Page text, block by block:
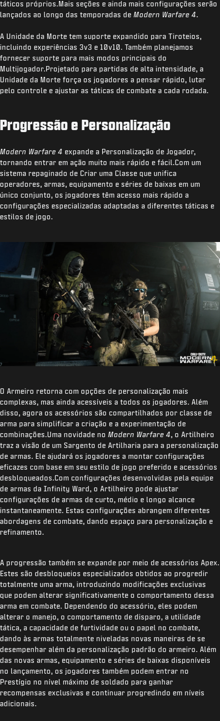
táticos próprios.Mais seções e ainda mais configurações serão
lançados ao longo das temporadas de Modern Warfare 4.
A Unidade da Morte tem suporte expandido para Tiroteios,
incluindo experiências 3v3 e 10v10. Também planejamos
fornecer suporte para mais modos principais do
Multijogador.Projetado para partidas de alta intensidade, a
Unidade da Morte força os jogadores a pensar rápido, lutar
pelo controle e ajustar as táticas de combate a cada rodada.
Progressão e Personalização
Modern Warfare 4 expande a Personalização de Jogador,
tornando entrar em ação muito mais rápido e fácil.Com um
sistema repaginado de Criar uma Classe que unifica
operadores, armas, equipamento e séries de baixas em um
único conjunto, os jogadores têm acesso mais rápido a
configurações especializadas adaptadas a diferentes táticas e
estilos de jogo.
O Armeiro retorna com opções de personalização mais
complexas, mas ainda acessíveis a todos os jogadores. Além
disso, agora os acessórios são compartilhados por classe de
arma para simplificar a criação e a experimentação de
combinações.Uma novidade no Modern Warfare 4, o Artilheiro
traz a visão de um Sargento de Artilharia para a personalização
de armas. Ele ajudará os jogadores a montar configurações
eficazes com base em seu estilo de jogo preferido e acessórios
desbloqueados.Com configurações desenvolvidas pela equipe
de armas da Infinity Ward, o Artilheiro pode ajustar
configurações de armas de curto, médio e longo alcance
instantaneamente. Estas configurações abrangem diferentes
abordagens de combate, dando espaço para personalização e
refinamento.
A progressão também se expande por meio de acessórios Apex.
Estes são desbloqueios especializados obtidos ao progredir
totalmente uma arma, introduzindo modificações exclusivas
que podem alterar significativamente o comportamento dessa
arma em combate. Dependendo do acessório, eles podem
alterar o manejo, o comportamento de disparo, a utilidade
tática, a capacidade de furtividade ou o papel no combate,
dando às armas totalmente niveladas novas maneiras de se
desempenhar além da personalização padrão do armeiro. Além
das novas armas, equipamento e séries de baixas disponíveis
no lançamento, os jogadores também podem entrar no
Prestígio no nível máximo de soldado para ganhar
recompensas exclusivas e continuar progredindo em níveis
adicionais.